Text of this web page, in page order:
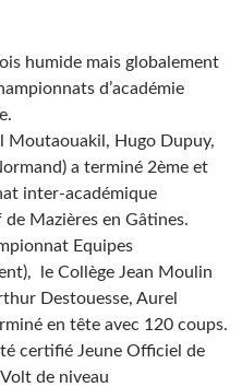
humide mais globalement
d’académie
Moutaouakil, Hugo Dupuy,
a terminé 2ème et
inter-académique
Mazières en Gâtines.
Equipes
le Collège Jean Moulin
Destouesse, Aurel
en tête avec 120 coups.
certifié Jeune Officiel de
de niveau